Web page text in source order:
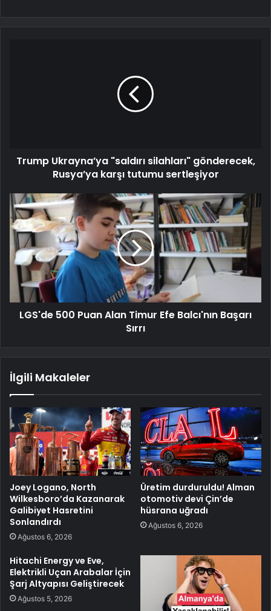
Trump Ukrayna’ya "saldırı silahları" gönderecek,
Rusya’ya karşı tutumu sertleşiyor
LGS'de 500 Puan Alan Timur Efe Balcı'nın Başarı
Sırrı
İlgili Makaleler
Joey Logano, North
Wilkesboro’da Kazanarak
Galibiyet Hasretini
Sonlandırdı
Ağustos 6, 2026
Üretim durduruldu! Alman
otomotiv devi Çin’de
hüsrana uğradı
Ağustos 6, 2026
Hitachi Energy ve Eve,
Elektrikli Uçan Arabalar İçin
Şarj Altyapısı Geliştirecek
Ağustos 5, 2026